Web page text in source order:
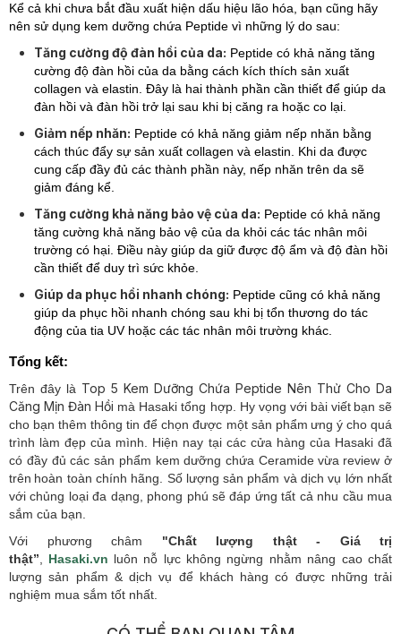
Kể cả khi chưa bắt đầu xuất hiện dấu hiệu lão hóa, bạn cũng hãy
nên sử dụng kem dưỡng chứa Peptide vì những lý do sau:
Tăng cường độ đàn hồi của da: Peptide có khả năng tăng
cường độ đàn hồi của da bằng cách kích thích sản xuất
collagen và elastin. Đây là hai thành phần cần thiết để giúp da
đàn hồi và đàn hồi trở lại sau khi bị căng ra hoặc co lại.
Giảm nếp nhăn: Peptide có khả năng giảm nếp nhăn bằng
cách thúc đẩy sự sản xuất collagen và elastin. Khi da được
cung cấp đầy đủ các thành phần này, nếp nhăn trên da sẽ
giảm đáng kể.
Tăng cường khả năng bảo vệ của da: Peptide có khả năng
tăng cường khả năng bảo vệ của da khỏi các tác nhân môi
trường có hại. Điều này giúp da giữ được độ ẩm và độ đàn hồi
cần thiết để duy trì sức khỏe.
Giúp da phục hồi nhanh chóng: Peptide cũng có khả năng
giúp da phục hồi nhanh chóng sau khi bị tổn thương do tác
động của tia UV hoặc các tác nhân môi trường khác.
Tổng kết:
Trên đây là Top 5 Kem Dưỡng Chứa Peptide Nên Thử Cho Da
Căng Mịn Đàn Hồi mà Hasaki tổng hợp. Hy vọng với bài viết bạn sẽ
cho bạn thêm thông tin để chọn được một sản phẩm ưng ý cho quá
trình làm đẹp của mình. Hiện nay tại các cửa hàng của Hasaki đã
có đầy đủ các sản phẩm kem dưỡng chứa Ceramide vừa review ở
trên hoàn toàn chính hãng. Số lượng sản phẩm và dịch vụ lớn nhất
với chủng loại đa dạng, phong phú sẽ đáp ứng tất cả nhu cầu mua
sắm của bạn.
Với phương châm "Chất lượng thật - Giá trị
thật”, Hasaki.vn luôn nỗ lực không ngừng nhằm nâng cao chất
lượng sản phẩm & dịch vụ để khách hàng có được những trải
nghiệm mua sắm tốt nhất.